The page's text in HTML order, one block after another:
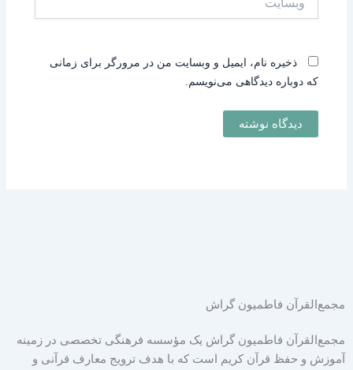
ذخیره نام، ایمیل و وبسایت من در مرورگر برای زمانی
که دوباره دیدگاهی می‌نویسم.
مجمع‌القرآن فاطمیون گراش
مجمع‌القرآن فاطمیون گراش یک مؤسسه فرهنگی تخصصی در زمینه
آموزش و حفظ قرآن کریم است که با هدف ترویج معارف قرآنی و